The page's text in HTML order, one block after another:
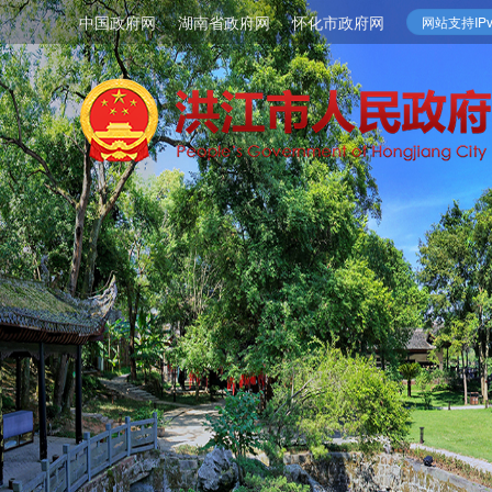
中国政府网 湖南省政府网 怀化市政府网 网站支持